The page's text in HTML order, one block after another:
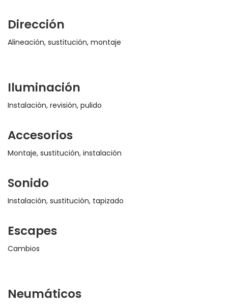
Dirección
Alineación, sustitución, montaje
Iluminación
Instalación, revisión, pulido
Accesorios
Montaje, sustitución, instalación
Sonido
Instalación, sustitución, tapizado
Escapes
Cambios
Neumáticos